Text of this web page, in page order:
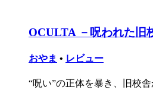
OCULTA －呪われた旧
おやま • レビュー
“呪い”の正体を暴き、旧校舎